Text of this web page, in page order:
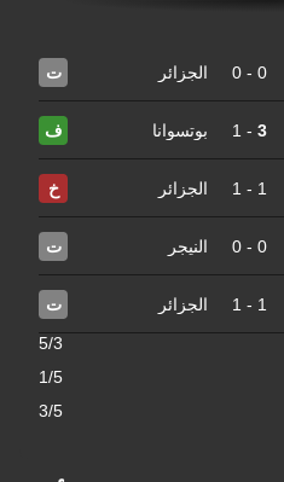
0
-
0 الجزائر ت
3
-
1 بوتسوانا ف
1
-
1 الجزائر خ
0
-
0 النيجر ت
1
-
1 الجزائر ت
5/3
1/5
3/5